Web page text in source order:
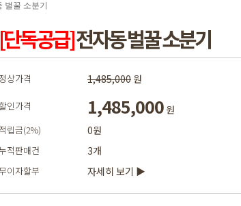
벌꿀 소분기
[단독공급]전자동 벌꿀 소분기
정상가격 1,485,000 원
할인가격 1,485,000 원
적립금(2%) 0원
적판매건 3개
이자할부 자세히 보기 ▶